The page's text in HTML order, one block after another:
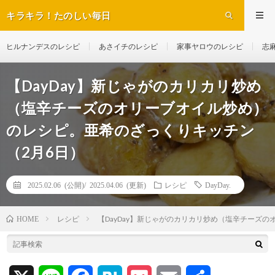
キラキラ！たのしい毎日
ヒルナンデスのレシピ あさイチのレシピ 家事ヤロウのレシピ 志
【DayDay】新じゃがのカリカリ炒め
（塩辛チーズのオリーブオイル炒め）
のレシピ。亜希のざっくりキッチン
（2月6日）
2025.02.06 (公開)/ 2025.04.06 (更新) レシピ DayDay.
HOME レシピ 【DayDay】新じゃがのカリカリ炒め（塩辛チーズ